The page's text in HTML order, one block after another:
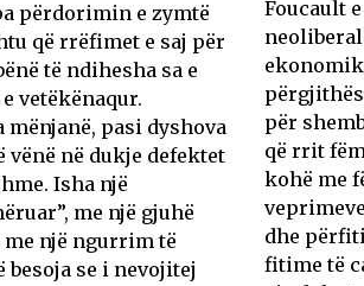
përdorimin e zymtë
që rrëfimet e saj për
të ndihesha sa e
vetëkënaqur.
mënjanë, pasi dyshova
vënë në dukje defektet
Isha një
me një gjuhë
me një ngurrim të
besoja se i nevojitej
Foucault
për
që rrit
kohë me
dhe
fitime të